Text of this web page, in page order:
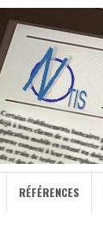
RÉFÉRENCES